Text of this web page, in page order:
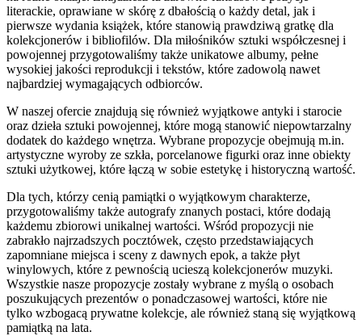
literackie, oprawiane w skórę z dbałością o każdy detal, jak i
pierwsze wydania książek, które stanowią prawdziwą gratkę dla
kolekcjonerów i bibliofilów. Dla miłośników sztuki współczesnej i
powojennej przygotowaliśmy także unikatowe albumy, pełne
wysokiej jakości reprodukcji i tekstów, które zadowolą nawet
najbardziej wymagających odbiorców.
W naszej ofercie znajdują się również wyjątkowe antyki i starocie
oraz dzieła sztuki powojennej, które mogą stanowić niepowtarzalny
dodatek do każdego wnętrza. Wybrane propozycje obejmują m.in.
artystyczne wyroby ze szkła, porcelanowe figurki oraz inne obiekty
sztuki użytkowej, które łączą w sobie estetykę i historyczną wartość.
Dla tych, którzy cenią pamiątki o wyjątkowym charakterze,
przygotowaliśmy także autografy znanych postaci, które dodają
każdemu zbiorowi unikalnej wartości. Wśród propozycji nie
zabrakło najrzadszych pocztówek, często przedstawiających
zapomniane miejsca i sceny z dawnych epok, a także płyt
winylowych, które z pewnością ucieszą kolekcjonerów muzyki.
Wszystkie nasze propozycje zostały wybrane z myślą o osobach
poszukujących prezentów o ponadczasowej wartości, które nie
tylko wzbogacą prywatne kolekcje, ale również staną się wyjątkową
pamiątką na lata.